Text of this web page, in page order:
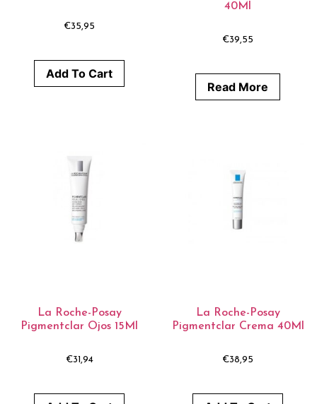
€35,95
Add To Cart
40Ml
€39,55
Read More
La Roche-Posay
Pigmentclar Ojos 15Ml
€31,94
La Roche-Posay
Pigmentclar Crema 40Ml
€38,95